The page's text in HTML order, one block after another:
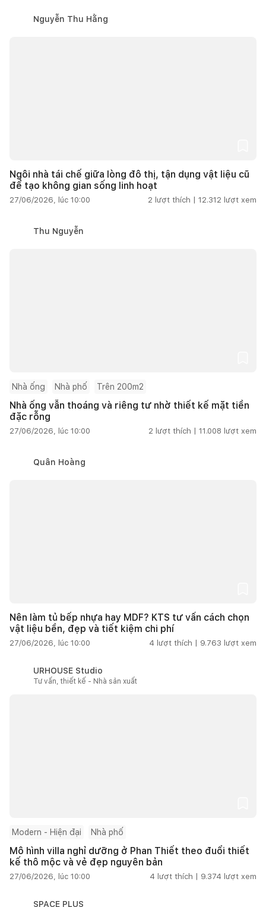
Nguyễn Thu Hằng
Ngôi nhà tái chế giữa lòng đô thị, tận dụng vật liệu cũ
để tạo không gian sống linh hoạt
27/06/2026, lúc 10:00 2 lượt thích | 12.312 lượt xem
Thu Nguyễn
Nhà ống Nhà phố Trên 200m2
Nhà ống vẫn thoáng và riêng tư nhờ thiết kế mặt tiền
đặc rỗng
27/06/2026, lúc 10:00 2 lượt thích | 11.008 lượt xem
Quân Hoàng
Nên làm tủ bếp nhựa hay MDF? KTS tư vấn cách chọn
vật liệu bền, đẹp và tiết kiệm chi phí
27/06/2026, lúc 10:00 4 lượt thích | 9.763 lượt xem
URHOUSE Studio
Tư vấn, thiết kế - Nhà sản xuất
Modern - Hiện đại Nhà phố
Mô hình villa nghỉ dưỡng ở Phan Thiết theo đuổi thiết
kế thô mộc và vẻ đẹp nguyên bản
27/06/2026, lúc 10:00 4 lượt thích | 9.374 lượt xem
SPACE PLUS